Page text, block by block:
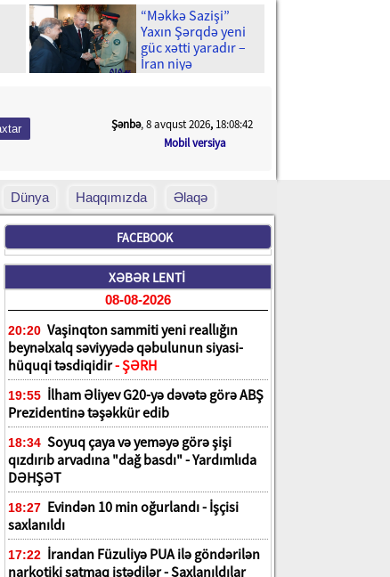
“Məkkə Sazişi”
Yaxın Şərqdə yeni
güc xətti yaradır –
İran niyə
Mobil versiya
Şənbə, 8 avqust 2026, 18:08:43
Dünya Haqqımızda Əlaqə
FACEBOOK
XƏBƏR LENTİ
08-08-2026
20:20 Vaşinqton sammiti yeni reallığın
beynəlxalq səviyyədə qəbulunun siyasi-
hüquqi təsdiqidir- ŞƏRH
19:55 İlham Əliyev G20-yə dəvətə görə ABŞ
Prezidentinə təşəkkür edib
18:34 Soyuq çaya və yeməyə görə şişi
qızdırıb arvadına "dağ basdı" - Yardımlıda
DƏHŞƏT
18:27 Evindən 10 min oğurlandı - İşçisi
saxlanıldı
17:22 İrandan Füzuliyə PUA ilə göndərilən
narkotiki satmaq istədilər - Saxlanıldılar